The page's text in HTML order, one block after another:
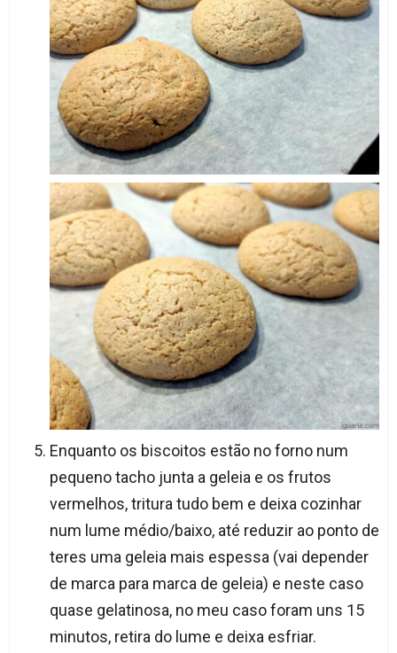
Enquanto os biscoitos estão no forno num
pequeno tacho junta a geleia e os frutos
vermelhos, tritura tudo bem e deixa cozinhar
num lume médio/baixo, até reduzir ao ponto de
teres uma geleia mais espessa (vai depender
de marca para marca de geleia) e neste caso
quase gelatinosa, no meu caso foram uns 15
minutos, retira do lume e deixa esfriar.